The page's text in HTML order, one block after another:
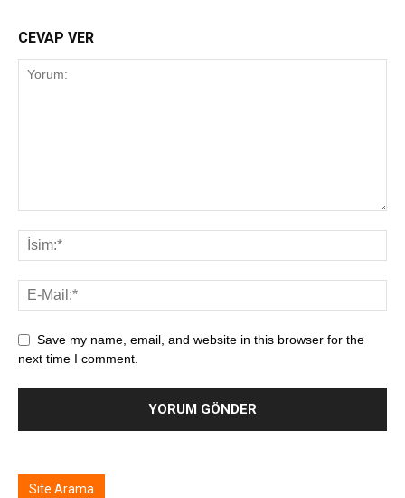
CEVAP VER
Save my name, email, and website in this browser for the
next time I comment.
Site Arama